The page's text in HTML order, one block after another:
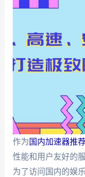
作为 国内加速器推
性能和用户友好的
为了访问国内的娱